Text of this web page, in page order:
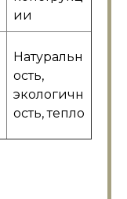
ии
Натуральн
ость,
экологичн
ость, тепло